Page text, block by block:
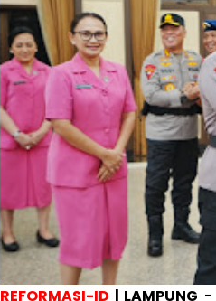
REFORMASI-ID | LAMPUNG -